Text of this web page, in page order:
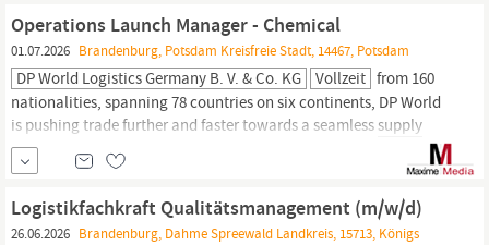
Bereichen Marketing, Produktmanagement undSupply
sollten Sie...
Operations Launch Manager - Chemical
01.07.2026 Brandenburg, Potsdam Kreisfreie Stadt, 14467, Potsdam
DP World Logistics Germany B. V. & Co. KG Vollzeit from 160
nationalities, spanning 78 countries on six continents, DP World
is pushing trade further and faster towards a seamless supply
chain
that’s fit for the future. We’re rapidly transforming and
integrating our businesses -- Ports and Terminals, Marine
Services, Logistics and Technology – and uniting our global
infrastructure with...
Logistikfachkraft Qualitätsmanagement (m/w/d)
26.06.2026 Brandenburg, Dahme Spreewald Landkreis, 15713, Königs